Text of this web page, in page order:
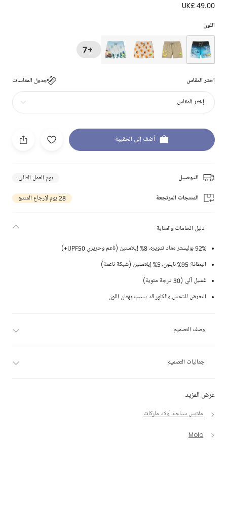
UK£ 49.00
اللون
+7
إختر المقاس جدول المقاسات
إختر المقاس
أضف إلى الحقيبة
التوصيل يوم العمل التالي
المنتجات المرتجعة 28 يوم لإرجاع المنتج
عرض المزيد
ملابس سباحة أولاد ماركات
Molo
دليل الخامات والعناية
92% بوليستر معاد تدويره، 8% إيلاستين (ناعم وحريري UPF50+)
البطانة: 95% نايلون، 5% إيلاستين (شبكة ناعمة)
غسيل آلي (30 درجة مئوية)
التعرض للشمس والكلور قد يسبب بهتان اللون
وصف التصميم
جماليات التصميم